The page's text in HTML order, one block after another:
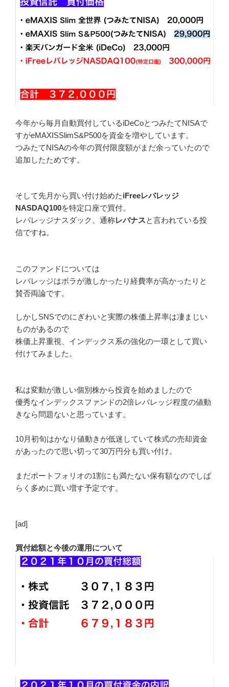
今年から毎月自動買付しているiDeCoとつみたてNISAで
すがeMAXISSlimS&P500を資金を増やしています。
つみたてNISAの今年の買付限度額がまだ余っていたので
追加したためです。
そして先月から買い付け始めたiFreeレバレッジ
NASDAQ100を特定口座で買付。
レバレッジナスダック、通称レバナスと言われている投
信ですね。
このファンドについては
レバレッジはボラが激しかったり経費率が高かったりと
賛否両論です。
しかしSNSでのにぎわいと実際の株価上昇率は凄まじい
ものがあるので
株価上昇重視、インデックス系の強化の一環として買い
付けてみました。
私は変動が激しい個別株から投資を始めましたので
優秀なインデックスファンドの2倍レバレッジ程度の値動
きなら問題ないと思っています。
10月初旬はかなり値動きが低迷していて株式の売却資金
があったので思い切って30万円分も買い付け。
まだポートフォリオの1割にも満たない保有額なのでしば
らく多めに買い増す予定です。
[ad]
買付総額と今後の運用について